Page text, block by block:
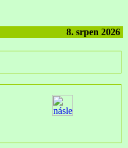
8. srpen 2026